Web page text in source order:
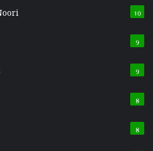
10
9
9
8
8